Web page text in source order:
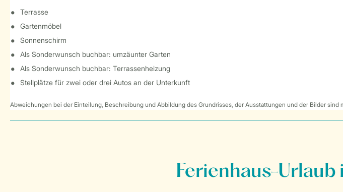
Terrasse
Gartenmöbel
Sonnenschirm
Als Sonderwunsch buchbar: umzäunter Garten
Als Sonderwunsch buchbar: Terrassenheizung
Stellplätze für zwei oder drei Autos an der Unterkunft
Abweichungen bei der Einteilung, Beschreibung und Abbildung des Grundrisses, der Ausstattungen und der Bilder sind
Ferienhaus-